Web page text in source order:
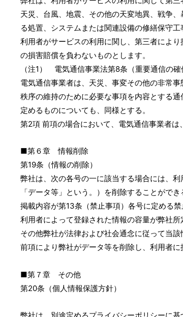
天災、台風、地震、その他の天変地異、戦争
る処置、システムまたは関連設備の修繕保守
利用者がサービスの利用に関し、第三者によ
の損害賠償を負わないものとします。
（注1） 電気通信事業法第8条（重要通信の確
電気通信事業者は、天災、事変その他の非常
秩序の維持のために必要な事項を内容とする
定めるものについても、同様とする。
第2項 前項の場合において、電気通信事業者
■第６章 情報削除
第19条（情報の削除）
弊社は、次の各号の一に該当する場合には、
「データ等」という。）を削除することができ
掲載内容が第13条（禁止事項）各号に定める
利用者によって登録された情報の容量が弊社所
その他弊社が法律および社会通念に従って当
前項により弊社がデータ等を削除し、利用者
■第７章 その他
第20条（個人情報保護方針）